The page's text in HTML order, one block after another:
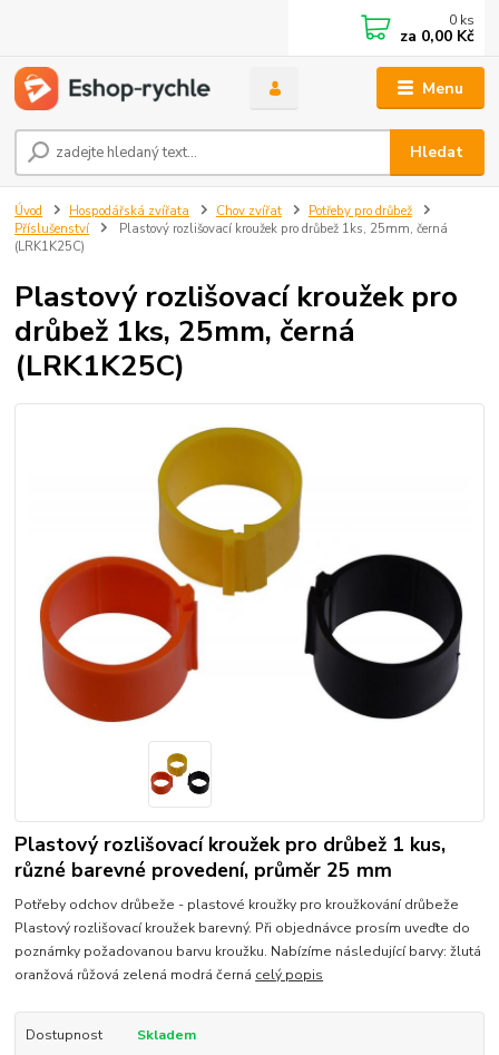
Menu
Hledat
0 ks
za 0,00 Kč
Úvod Hospodářská zvířata Chov zvířat
Potřeby pro drůbež
Příslušenství
Plastový rozlišovací kroužek pro drůbež 1ks, 25mm, černá
(LRK1K25C)
Plastový rozlišovací kroužek pro
drůbež 1ks, 25mm, černá
(LRK1K25C)
Plastový rozlišovací kroužek pro drůbež 1 kus,
různé barevné provedení, průměr 25 mm
Potřeby odchov drůbeže - plastové kroužky pro kroužkování drůbeže
Plastový rozlišovací kroužek barevný. Při objednávce prosím uveďte do
poznámky požadovanou barvu kroužku. Nabízíme následující barvy: žlutá
oranžová růžová zelená modrá černá celý popis
Dostupnost
Skladem